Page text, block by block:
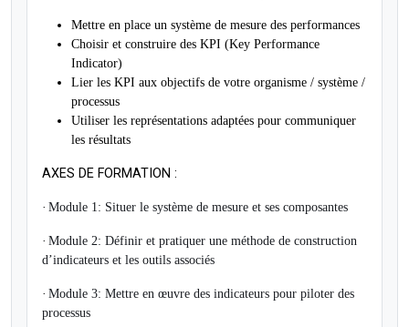
Mettre en place un système de mesure des performances
Choisir et construire des KPI (Key Performance
Indicator)
Lier les KPI aux objectifs de votre organisme / système /
processus
Utiliser les représentations adaptées pour communiquer
les résultats
AXES DE FORMATION :
· Module 1: Situer le système de mesure et ses composantes
· Module 2: Définir et pratiquer une méthode de construction
d’indicateurs et les outils associés
· Module 3: Mettre en œuvre des indicateurs pour piloter des
processus